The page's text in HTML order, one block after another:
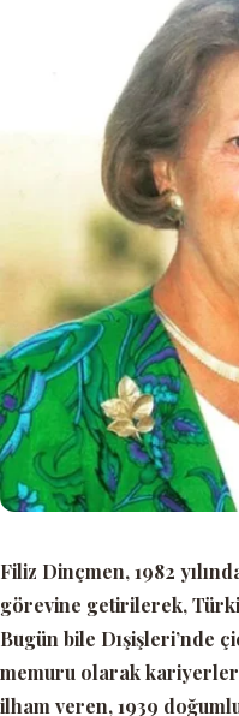
Filiz Dinçmen, 1982
görevine getirilerek,
Bugün bile Dışişleri’nde
memuru olarak
ilham veren, 1939